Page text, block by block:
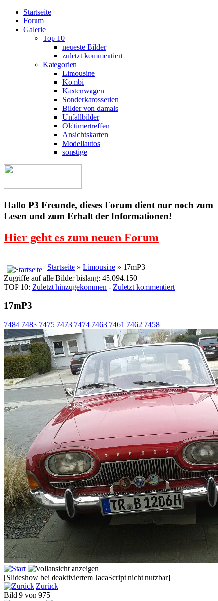
Startseite
Forum
Galerie
Top 10
neueste Bilder
zuletzt kommentiert
Kategorien
Limousine
Kombi
Kastenwagen
Sonderkarosserien
Bilder von damals
Unfallbilder
Oldtimertreffen
Ansichtskarten
Modellautos
sonstige
Hallo P3 Freunde, dieses Forum dient nur noch zum
Lesen und zum Erhalt der Informationen!
Hier geht es zum neuen Forum
Startseite » Limousine » 17mP3
Zugriffe auf alle Bilder bislang: 45.094.150
TOP 10: Zuletzt hinzugekommen - Zuletzt kommentiert
17mP3
7484 7483 7475 7473 7474 7463 7461 7462 7458
[Slideshow bei deaktiviertem JacaScript nicht nutzbar]
Zurück
Bild 9 von 975